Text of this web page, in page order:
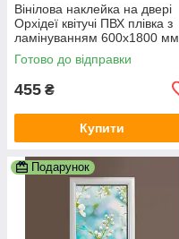
Вінілова наклейка на двері
Орхідеї квітучі ПВХ плівка з
ламінуванням 600х1800 мм
квіти Фіолетовий
Готово до відправки
455 ₴
Купити
Подарунок